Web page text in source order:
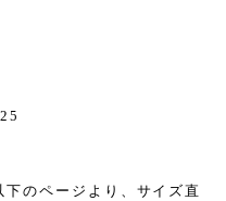
のページより、サイズ直